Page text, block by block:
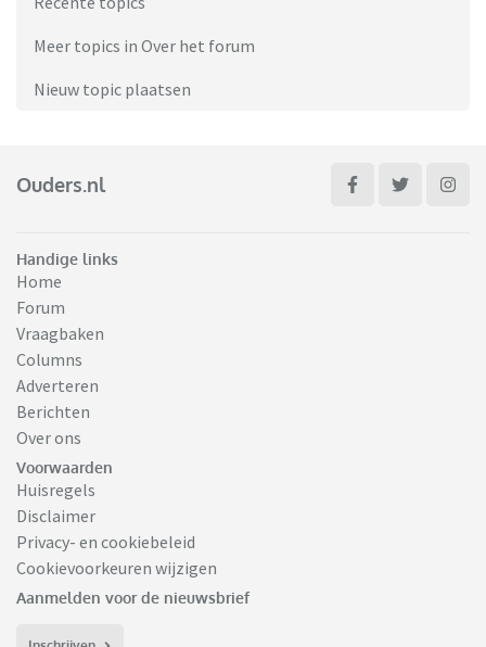
Meer topics in Over het forum
Nieuw topic plaatsen
Ouders.nl
Handige links
Home
Forum
Vraagbaken
Columns
Adverteren
Berichten
Over ons
Voorwaarden
Huisregels
Disclaimer
Privacy- en cookiebeleid
Cookievoorkeuren wijzigen
Aanmelden voor de nieuwsbrief